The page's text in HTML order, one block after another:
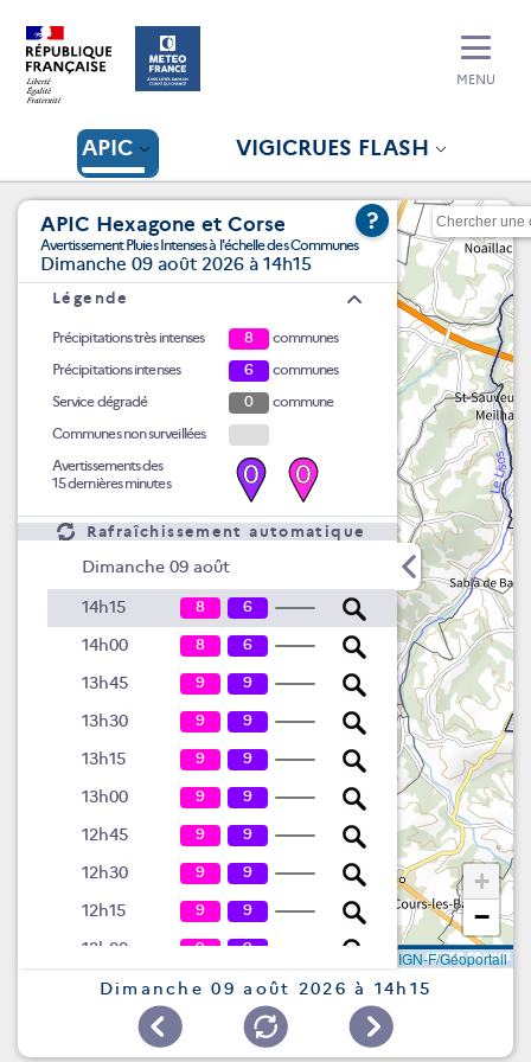
APIC VIGICRUES FLASH
MENU
APIC Hexagone et Corse
Avertissement Pluies Intenses à l'échelle des Communes
Dimanche 09 août 2026 à 14h15
?
Légende
Précipitations très intenses 8
communes
Précipitations intenses
6
communes
Service dégradé
0
commune
Communes non surveillées
Avertissements des
15 dernières minutes
0 0
Rafraîchissement automatique
Dimanche 09 août
14h15 8 6
14h00 8 6
13h45 9 9
13h30 9 9
13h15 9 9
13h00 9 9
12h45 9 9
12h30 9 9
12h15 9 9
12h00 9 9
11h45 9 9
9
+
−
IGN-F/Géoportail
Dimanche 09 août 2026 à 14h15